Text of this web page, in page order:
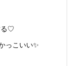
る♡
っこいい✨